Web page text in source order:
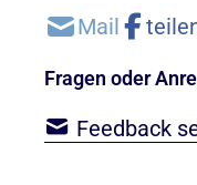
Fragen oder
Feedback